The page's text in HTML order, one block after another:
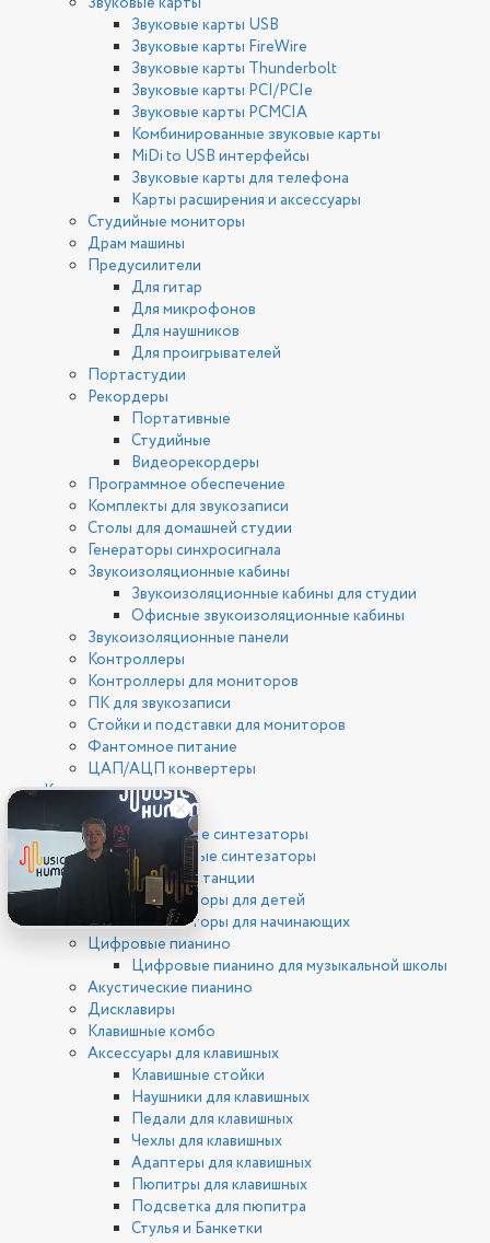
Звуковые карты USB
Звуковые карты FireWire
Звуковые карты Thunderbolt
Звуковые карты PCI/PCIe
Звуковые карты PCMCIA
Комбинированные звуковые карты
MiDi to USB интерфейсы
Звуковые карты для телефона
Карты расширения и аксессуары
Студийные мониторы
Драм машины
Предусилители
Для гитар
Для микрофонов
Для наушников
Для проигрывателей
Портастудии
Рекордеры
Портативные
Студийные
Видеорекордеры
Программное обеспечение
Комплекты для звукозаписи
Столы для домашней студии
Генераторы синхросигнала
Звукоизоляционные кабины
Звукоизоляционные кабины для студии
Офисные звукоизоляционные кабины
Звукоизоляционные панели
Контроллеры
Контроллеры для мониторов
ПК для звукозаписи
Стойки и подставки для мониторов
Фантомное питание
ЦАП/АЦП конвертеры
Клавишные
Синтезаторы
Цифровые синтезаторы
Аналоговые синтезаторы
Рабочие станции
Синтезаторы для детей
Синтезаторы для начинающих
Цифровые пианино
Цифровые пианино для музыкальной школы
Акустические пианино
Дисклавиры
Клавишные комбо
Аксессуары для клавишных
Клавишные стойки
Наушники для клавишных
Педали для клавишных
Чехлы для клавишных
Адаптеры для клавишных
Пюпитры для клавишных
Подсветка для пюпитра
Стулья и Банкетки